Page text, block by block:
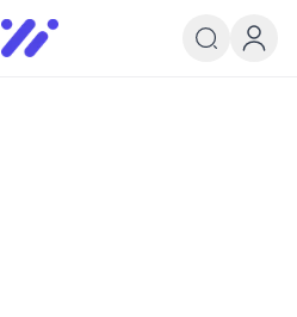
Infoedu
Ta&#039;lim xabarlari va